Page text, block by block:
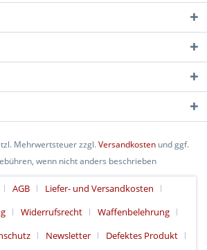
Mehrwertsteuer zzgl.Versandkosten und ggf.
wenn nicht anders beschrieben
AGB
Liefer- und Versandkosten
Widerrufsrecht
Waffenbelehrung
Newsletter Defektes Produkt